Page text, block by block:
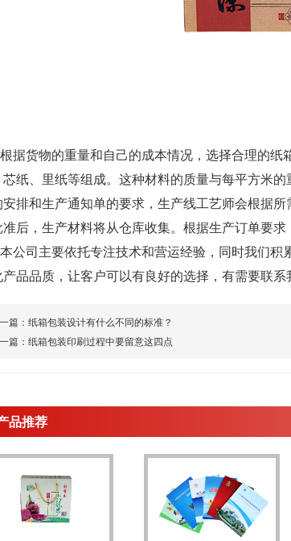
货物的重量和自己的成本情况，选择合理的纸
纸、里纸等组成。这种材料的质量与每平方米
排和生产通知单的要求，生产线工艺师会根据
后，生产材料将从仓库收集。根据生产订单要求
司主要依托专注技术和营运经验，同时我们积
品品质，让客户可以有良好的选择，有需要联系
篇： 纸箱包装设计有什么不同的标准？
篇： 纸箱包装印刷过程中要留意这四点
品推荐